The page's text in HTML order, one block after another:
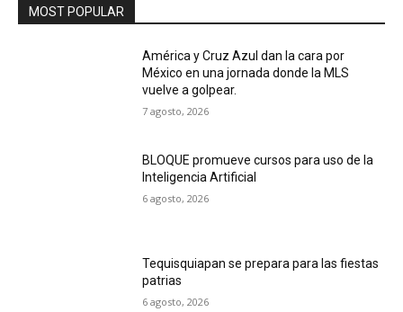
MOST POPULAR
América y Cruz Azul dan la cara por
México en una jornada donde la MLS
vuelve a golpear.
7 agosto, 2026
BLOQUE promueve cursos para uso de la
Inteligencia Artificial
6 agosto, 2026
Tequisquiapan se prepara para las fiestas
patrias
6 agosto, 2026